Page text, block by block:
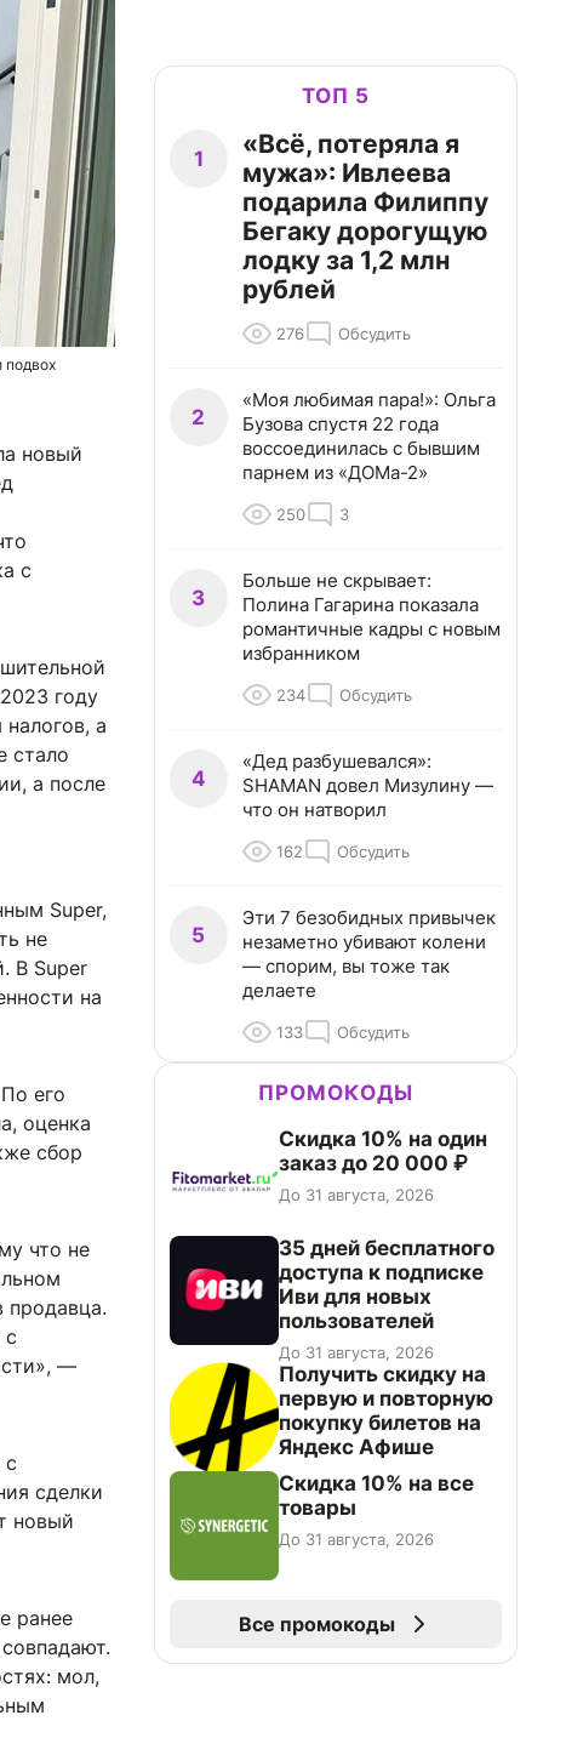
подвох
новый
с
году
а
стало
а после
Super,
не
В Super
на
его
оценка
сбор
что не
продавца.
с
—
с
сделки
новый
ранее
мол,
ТОП 5
1
«Всё, потеряла я
мужа»: Ивлеева
подарила Филиппу
Бегаку дорогущую
лодку за 1,2 млн
рублей
276 Обсудить
2
«Моя любимая пара!»: Ольга
Бузова спустя 22 года
воссоединилась с бывшим
парнем из «ДОМа-2»
250 3
3
Больше не скрывает:
Полина Гагарина показала
романтичные кадры с новым
избранником
234 Обсудить
4
«Дед разбушевался»:
SHAMAN довел Мизулину —
что он натворил
162 Обсудить
5
Эти 7 безобидных привычек
незаметно убивают колени
— спорим, вы тоже так
делаете
133 Обсудить
ПРОМОКОДЫ
Скидка 10% на один
заказ до 20 000 ₽
До 31 августа, 2026
35 дней бесплатного
доступа к подписке
Иви для новых
пользователей
До 31 августа, 2026
Получить скидку на
первую и повторную
покупку билетов на
Яндекс Афише
Скидка 10% на все
товары
До 31 августа, 2026
Все промокоды